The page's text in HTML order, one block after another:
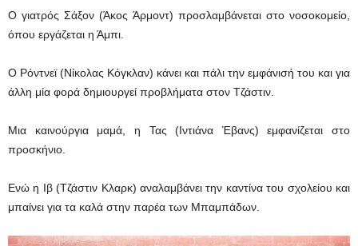
Ο γιατρός Σάξον (Άκος Άρμοντ) προσλαμβάνεται στο νοσοκομείο,
όπου εργάζεται η Άμπι.
Ο Ρόντνεϊ (Νίκολας Κόγκλαν) κάνει και πάλι την εμφάνισή του και για
άλλη μία φορά δημιουργεί προβλήματα στον Τζάστιν.
Μια καινούργια μαμά, η Τας (Ιντιάνα Έβανς) εμφανίζεται στο
προσκήνιο.
Ενώ η Ιβ (Τζάστιν Κλαρκ) αναλαμβάνει την καντίνα του σχολείου και
μπαίνει για τα καλά στην παρέα των Μπαμπάδων.